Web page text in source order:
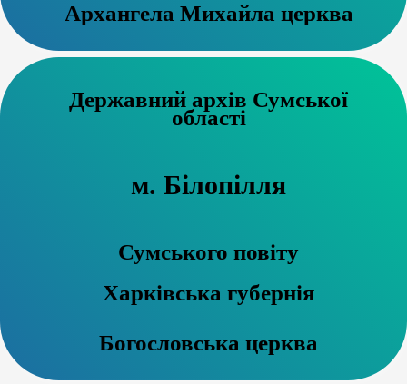
Архангела Михайла церква
Державний архів Сумської
області
м. Білопілля
Сумського повіту
Харківська губернія
Богословська церква